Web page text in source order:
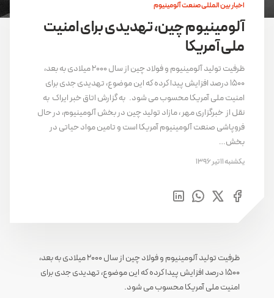
اخبار بین المللی صنعت آلومینیوم
آلومینیوم چین، تهدیدی برای امنیت
ملی آمریکا
ظرفیت تولید آلومینیوم و فولاد چین از سال ۲۰۰۰ میلادی به بعد،
۱۵۰۰ درصد افزایش پیدا کرده که این موضوع، تهدیدی جدی برای
امنیت ملی آمریکا محسوب می شود. به گزارش اتاق خبر ایراک به
نقل از خبرگزاری مهر ، مازاد تولید چین در بخش آلومینیوم، در حال
فروپاشی صنعت آلومینیوم آمریکا است و تامین مواد حیاتی در
بخش…
یکشنبه 11 تیر 1396
ظرفیت تولید آلومینیوم و فولاد چین از سال ۲۰۰۰ میلادی به بعد،
۱۵۰۰ درصد افزایش پیدا کرده که این موضوع، تهدیدی جدی برای
امنیت ملی آمریکا محسوب می شود.